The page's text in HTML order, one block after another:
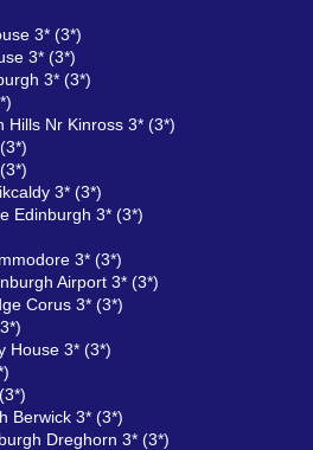
3* (3*)
3* (3*)
3* (3*)
Hills Nr Kinross 3* (3*)
3* (3*)
Edinburgh 3* (3*)
3* (3*)
Airport 3* (3*)
Corus 3* (3*)
House 3* (3*)
Berwick 3* (3*)
Dreghorn 3* (3*)